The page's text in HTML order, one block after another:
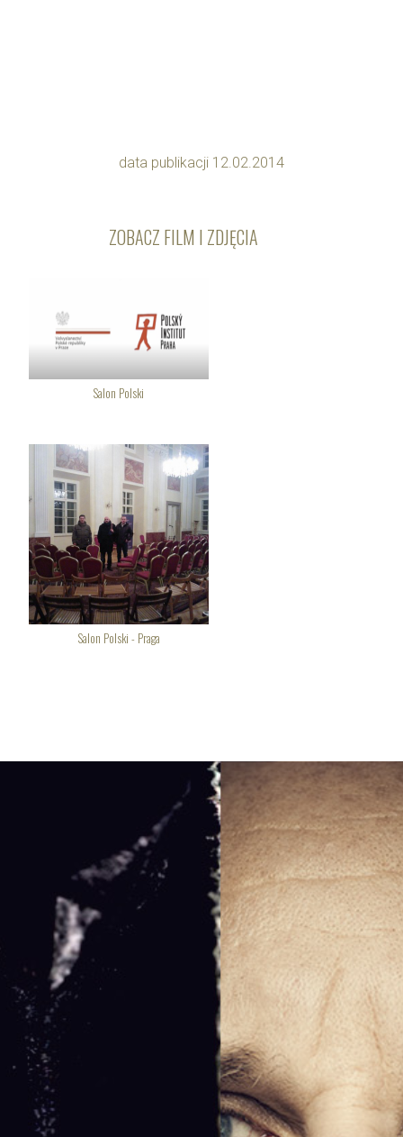
data publikacji 12.02.2014
ZOBACZ FILM I ZDJĘCIA
Salon Polski
Salon Polski - Praga